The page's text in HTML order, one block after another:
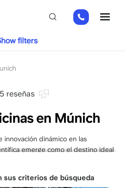
+49
151
reseñas
en Múnich
innovación dinámico en las
emerge como el destino ideal
La capital de Baviera, el estado
sus sedes aquí. No dude
de su equipox
filters
sus criterios de búsqueda